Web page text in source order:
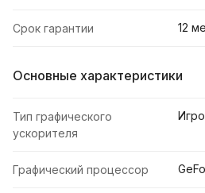
Срок гарантии 12
Основные характеристики
Тип графического
ускорителя
Графический процессор